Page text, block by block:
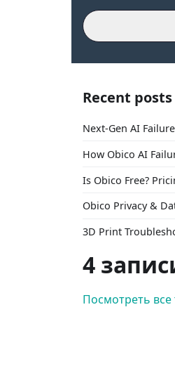
Recent posts
Next-Gen AI
How Obico AI
Is Obico Free?
Obico Privacy &
3D Print
4
Посмотреть все